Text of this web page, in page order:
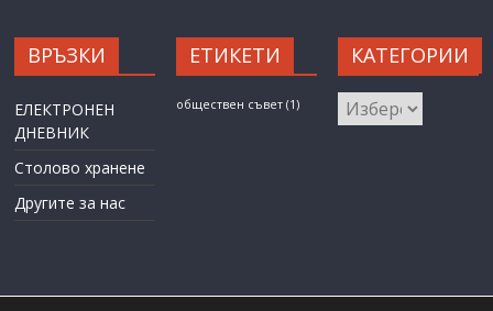
ВРЪЗКИ
ЕЛЕКТРОНЕН
ДНЕВНИК
Столово хранене
Другите за нас
ЕТИКЕТИ
обществен съвет (1)
КАТЕГОРИИ
КАТЕГОРИИ